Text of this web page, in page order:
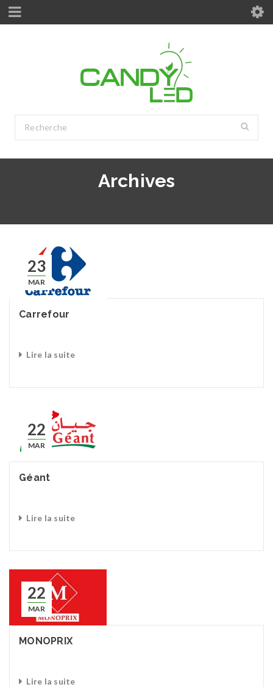
Archives
23
MAR
Carrefour
Lire la suite
22
MAR
Géant
Lire la suite
22
MAR
MONOPRIX
Lire la suite